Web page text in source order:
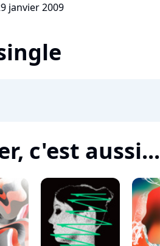
janvier 2009
c'est aussi...